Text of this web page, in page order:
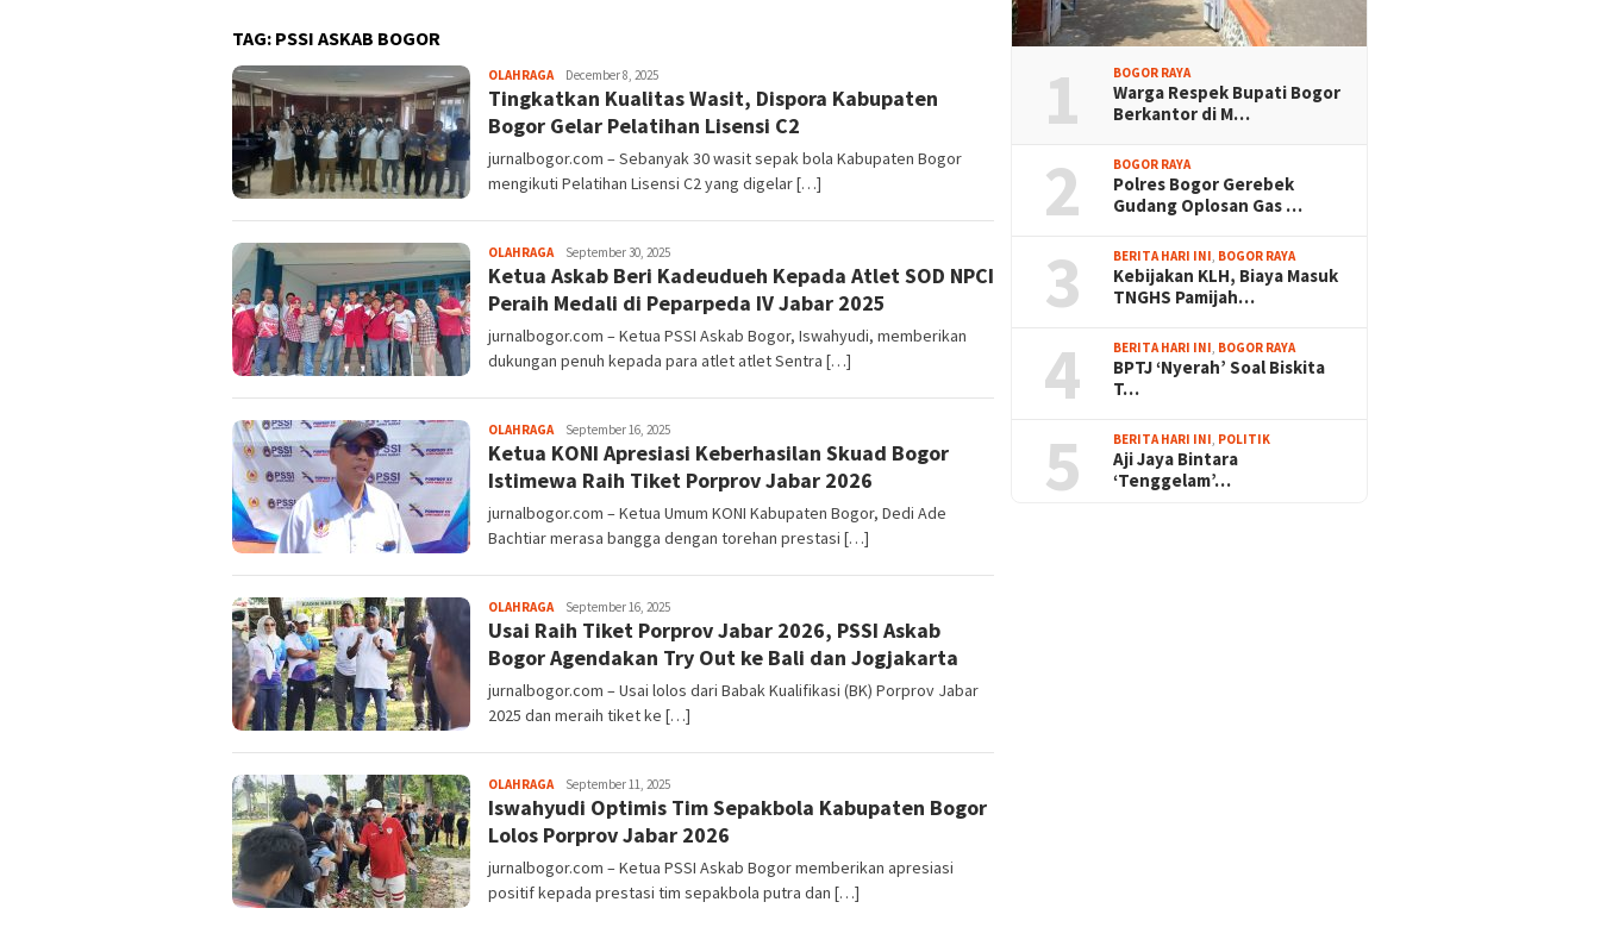
TAG: PSSI ASKAB BOGOR
OLAHRAGAAga
Alamanda
December 8, 2025
Tingkatkan Kualitas Wasit, Dispora Kabupaten
Bogor Gelar Pelatihan Lisensi C2
jurnalbogor.com – Sebanyak 30 wasit sepak bola Kabupaten Bogor
mengikuti Pelatihan Lisensi C2 yang digelar […]
OLAHRAGAAga
Alamanda
September 30, 2025
Ketua Askab Beri Kadeudueh Kepada Atlet SOD NPCI
Peraih Medali di Peparpeda IV Jabar 2025
jurnalbogor.com – Ketua PSSI Askab Bogor, Iswahyudi, memberikan
dukungan penuh kepada para atlet atlet Sentra […]
OLAHRAGAAga
Alamanda
September 16, 2025
Ketua KONI Apresiasi Keberhasilan Skuad Bogor
Istimewa Raih Tiket Porprov Jabar 2026
jurnalbogor.com – Ketua Umum KONI Kabupaten Bogor, Dedi Ade
Bachtiar merasa bangga dengan torehan prestasi […]
OLAHRAGAAga
Alamanda
September 16, 2025
Usai Raih Tiket Porprov Jabar 2026, PSSI Askab
Bogor Agendakan Try Out ke Bali dan Jogjakarta
jurnalbogor.com – Usai lolos dari Babak Kualifikasi (BK) Porprov Jabar
2025 dan meraih tiket ke […]
OLAHRAGAAga
Alamanda
September 11, 2025
Iswahyudi Optimis Tim Sepakbola Kabupaten Bogor
Lolos Porprov Jabar 2026
jurnalbogor.com – Ketua PSSI Askab Bogor memberikan apresiasi
positif kepada prestasi tim sepakbola putra dan […]
1 BOGOR RAYA
Warga Respek Bupati Bogor
Berkantor di M…
2 BOGOR RAYA
Polres Bogor Gerebek
Gudang Oplosan Gas …
3 BERITA HARI INI, BOGOR RAYA
Kebijakan KLH, Biaya Masuk
TNGHS Pamijah…
4 BERITA HARI INI, BOGOR RAYA
BPTJ ‘Nyerah’ Soal Biskita
T…
5 BERITA HARI INI, POLITIK
Aji Jaya Bintara
‘Tenggelam’…